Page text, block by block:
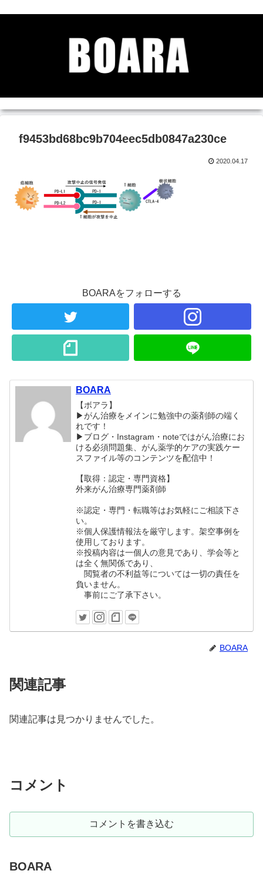
f9453bd68bc9b704eec5db0847a230ce
2020.04.17
BOARAをフォローする
BOARA
【ボアラ】
▶がん治療をメインに勉強中の薬剤師の端く
れです！
▶︎ブログ・Instagram・noteではがん治療にお
ける必須問題集、がん薬学的ケアの実践ケー
スファイル等のコンテンツを配信中！
【取得：認定・専門資格】
外来がん治療専門薬剤師
※認定・専門・転職等はお気軽にご相談下さ
い。
※個人保護情報法を厳守します。架空事例を
使用しております。
※投稿内容は一個人の意見であり、学会等と
は全く無関係であり、
閲覧者の不利益等については一切の責任を
負いません。
事前にご了承下さい。
BOARA
関連記事
関連記事は見つかりませんでした。
コメント
コメントを書き込む
BOARA